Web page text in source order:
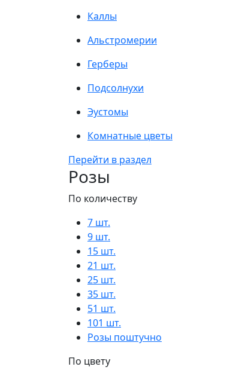
Каллы
Альстромерии
Герберы
Подсолнухи
Эустомы
Комнатные цветы
Перейти в раздел
Розы
По количеству
7 шт.
9 шт.
15 шт.
21 шт.
25 шт.
35 шт.
51 шт.
101 шт.
Розы поштучно
По цвету